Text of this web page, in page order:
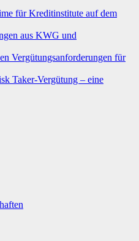
für Kreditinstitute auf dem
aus KWG und
Vergütungsanforderungen für
Taker-Vergütung – eine